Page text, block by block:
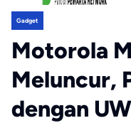
Gadget
Motorola
Meluncur,
dengan